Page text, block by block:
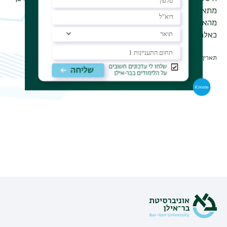
מתאר הלקסיקון את מסורת היוגה, את הבהגווד גיטא, את
מהאטמה גנדהי, את הדהרמה הוודית, את חג הדיוואלי ועוד
כאלפיים ערכים שונים.
תאריך עדכון אחרון : 09/07/2023